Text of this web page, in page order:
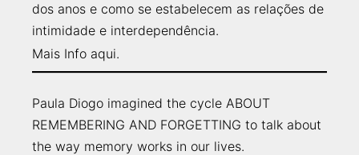
dos anos e como se estabelecem as relações de
intimidade e interdependência.
Mais Info aqui.
Paula Diogo imagined the cycle ABOUT
REMEMBERING AND FORGETTING to talk about
the way memory works in our lives.